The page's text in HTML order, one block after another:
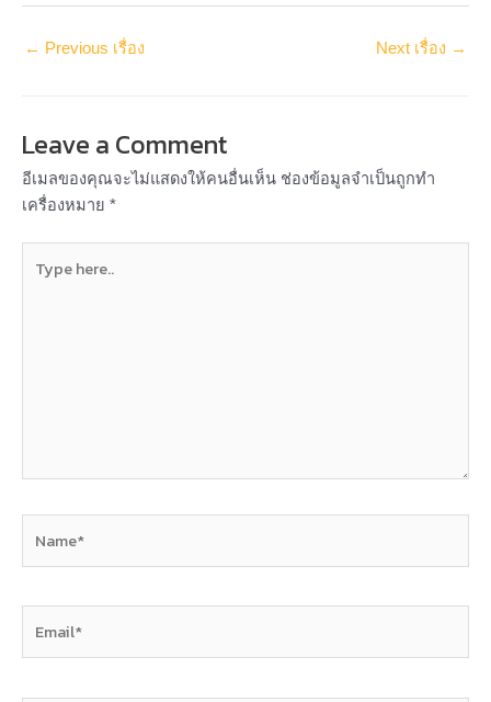
← Previous เรื่อง Next เรื่อง →
Leave a Comment
อีเมลของคุณจะไม่แสดงให้คนอื่นเห็น ช่องข้อมูลจำเป็นถูกทำ
เครื่องหมาย *
here..